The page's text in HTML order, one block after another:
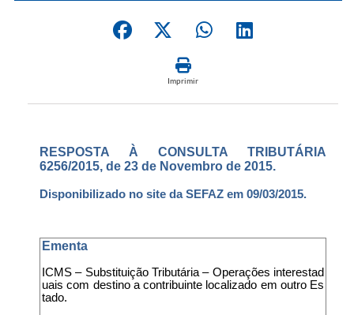
Imprimir
RESPOSTA À CONSULTA TRIBUTÁRIA
6256/2015, de 23 de Novembro de 2015.
Disponibilizado no site da SEFAZ em 09/03/2015.
Ementa
ICMS – Substituição Tributária – Operações interestad
uais com destino a contribuinte localizado em outro Es
tado.